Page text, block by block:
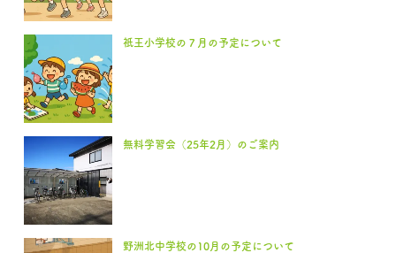
祇王小学校の７月の予定について
無料学習会（25年2月）のご案内
野洲北中学校の10月の予定について